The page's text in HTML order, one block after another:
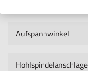
Aufspannwinkel
Hohlspindelanschlage